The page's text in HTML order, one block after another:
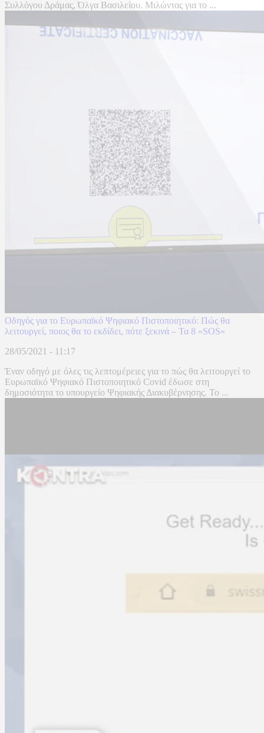
Συλλόγου Δράμας, Όλγα Βασιλείου. Μιλώντας για το ...
Οδηγός για το Ευρωπαϊκό Ψηφιακό Πιστοποιητικό: Πώς θα
λειτουργεί, ποιος θα το εκδίδει, πότε ξεκινά – Τα 8 «SOS»
28/05/2021 - 11:17
Έναν οδηγό με όλες τις λεπτομέρειες για το πώς θα λειτουργεί το
Ευρωπαϊκό Ψηφιακό Πιστοποιητικό Covid έδωσε στη
δημοσιότητα το υπουργείο Ψηφιακής Διακυβέρνησης. Το ...